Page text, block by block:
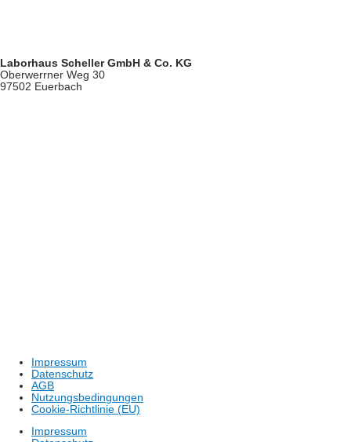
Laborhaus Scheller GmbH & Co. KG
Oberwerrner Weg 30
97502 Euerbach
Impressum
Datenschutz
AGB
Nutzungsbedingungen
Cookie-Richtlinie (EU)
Impressum